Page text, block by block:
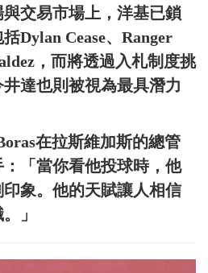
交易市場上，洋基已鎖
Dylan Cease、Ranger
，而將透過入札制度挑
達也則被視為最具潛力
在拉斯維加斯的總管
「當你看他投球時，他
象。他的天賦讓人相信
」